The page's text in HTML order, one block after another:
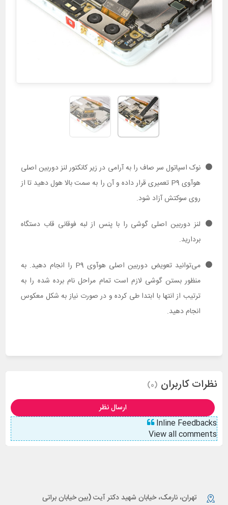
نوک اسپاتول سر صاف را به آرامی در زیر کانکتور لنز دوربین اصلی
هوآوی P9 تعمیری قرار داده و آن را به سمت بالا هول دهید تا از
روی سوکتش آزاد شود.
لنز دوربین اصلی گوشی را با پنس از لبه فوقانی قاب دستگاه
بردارید.
می‌توانید تعویض دوربین اصلی هوآوی P9 را انجام دهید. به
منظور بستن گوشی لازم است تمام مراحل نام برده شده را به
ترتیب از انتها با ابتدا طی کرده و در صورت نیاز به شکل معکوس
انجام دهید.
نظرات کاربران (0)
ارسال نظر
Inline Feedbacks
View all comments
تهران، نارمک، خیابان شهید دکتر آیت (بین خیابان براتی